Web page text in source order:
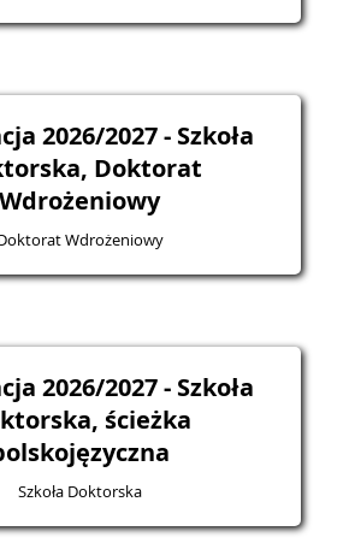
2026/2027 - Szkoła
Doktorat
Wdrożeniowy
Wdrożeniowy
2026/2027 - Szkoła
ścieżka
Szkoła Doktorska